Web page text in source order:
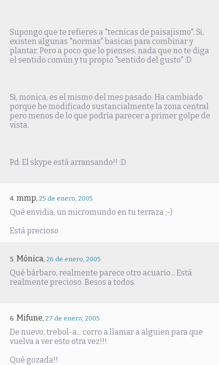
Supongo que te refieres a "tecnicas de paisajismo". Si,
existen algunas "normas" basicas para combinar y
plantar. Pero a poco que lo pienses, nada que no te diga
el sentido común y tu propio "sentido del gusto" :D
Si, monica, es el mismo del mes pasado. Ha cambiado
porque he modificado sustancialmente la zona central
pero menos de lo que podría parecer a primer golpe de
vista.
Pd: El skype está arransando!! :D
mmp, 25 de enero, 2005
Qué envidia, un micromundo en tu terraza ;-)
Está precioso
Mónica, 26 de enero, 2005
Qué bárbaro, realmente parece otro acuario... Está
realmente precioso. Besos a todos.
Mifune, 27 de enero, 2005
De nuevo, trebol-a... corro a llamar a alguien para que
vuelva a ver esto otra vez!!!
Qué gozada!!